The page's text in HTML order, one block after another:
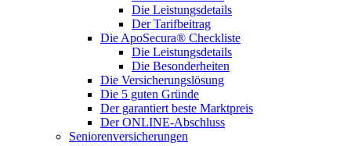
Die Leistungsdetails
Der Tarifbeitrag
Die ApoSecura® Checkliste
Die Leistungsdetails
Die Besonderheiten
Die Versicherungslösung
Die 5 guten Gründe
Der garantiert beste Marktpreis
Der ONLINE-Abschluss
Seniorenversicherungen